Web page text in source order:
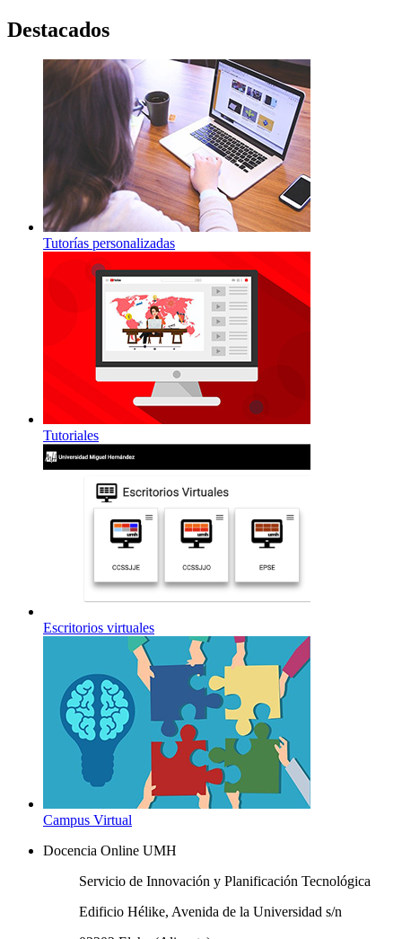
Destacados
Tutorías personalizadas
Tutoriales
Escritorios virtuales
Campus Virtual
Docencia Online UMH
Servicio de Innovación y Planificación Tecnológica
Edificio Hélike, Avenida de la Universidad s/n